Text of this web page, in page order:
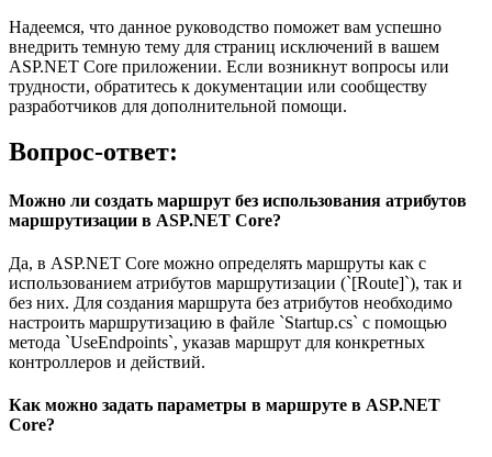
Надеемся, что данное руководство поможет вам успешно
внедрить темную тему для страниц исключений в вашем
ASP.NET Core приложении. Если возникнут вопросы или
трудности, обратитесь к документации или сообществу
разработчиков для дополнительной помощи.
Вопрос-ответ:
Можно ли создать маршрут без использования атрибутов
маршрутизации в ASP.NET Core?
Да, в ASP.NET Core можно определять маршруты как с
использованием атрибутов маршрутизации (`[Route]`), так и
без них. Для создания маршрута без атрибутов необходимо
настроить маршрутизацию в файле `Startup.cs` с помощью
метода `UseEndpoints`, указав маршрут для конкретных
контроллеров и действий.
Как можно задать параметры в маршруте в ASP.NET
Core?